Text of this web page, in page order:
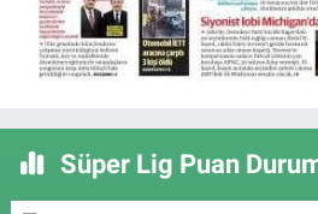
Süper Lig Puan